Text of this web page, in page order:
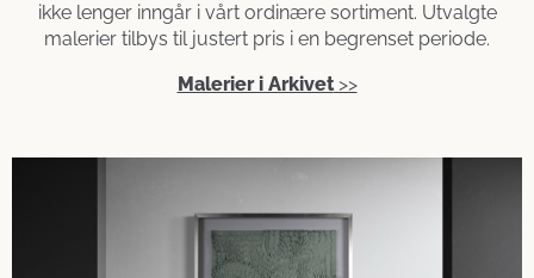
ikke lenger inngår i vårt ordinære sortiment. Utvalgte
malerier tilbys til justert pris i en begrenset periode.
Malerier i Arkivet>>